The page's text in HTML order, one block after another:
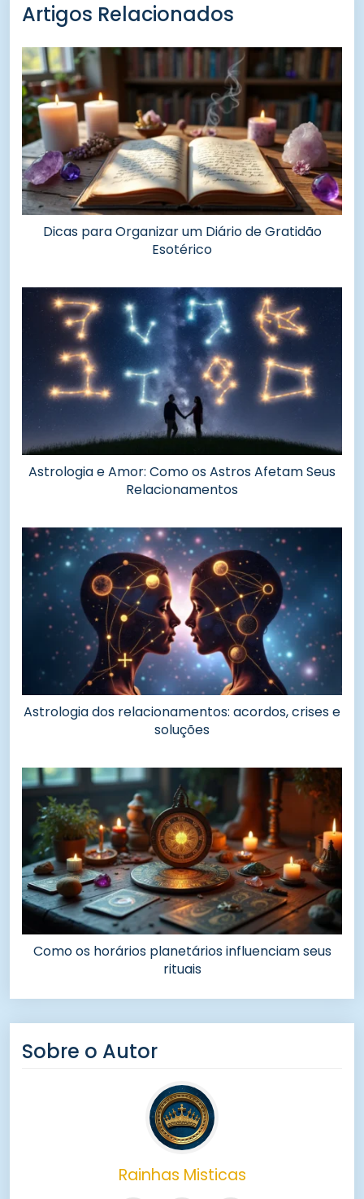
Artigos Relacionados
Dicas para Organizar um Diário de Gratidão
Esotérico
Astrologia e Amor: Como os Astros Afetam Seus
Relacionamentos
Astrologia dos relacionamentos: acordos, crises e
soluções
Como os horários planetários influenciam seus
rituais
Sobre o Autor
Rainhas Misticas